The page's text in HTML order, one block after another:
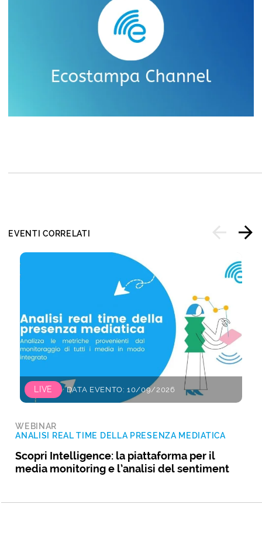
EVENTI CORRELATI
LIVE DATA EVENTO: 10/09/2026
WEBINAR
ANALISI REAL TIME DELLA PRESENZA MEDIATICA
Scopri Intelligence: la piattaforma per il
media monitoring e l’analisi del sentiment